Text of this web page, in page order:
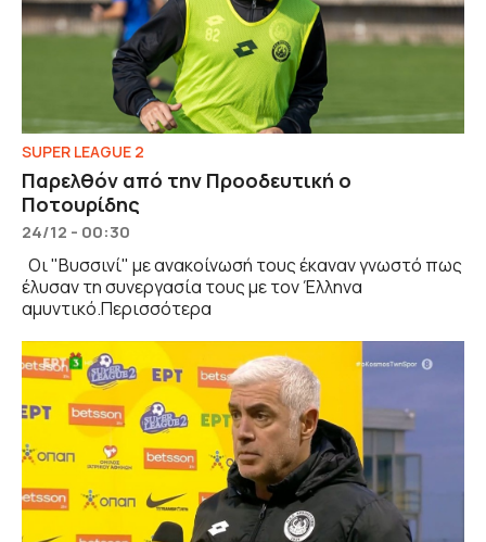
SUPER LEAGUE 2
Παρελθόν από την Προοδευτική ο
Ποτουρίδης
24/12 - 00:30
Οι "Βυσσινί" με ανακοίνωσή τους έκαναν γνωστό πως
έλυσαν τη συνεργασία τους με τον Έλληνα
αμυντικό.Περισσότερα